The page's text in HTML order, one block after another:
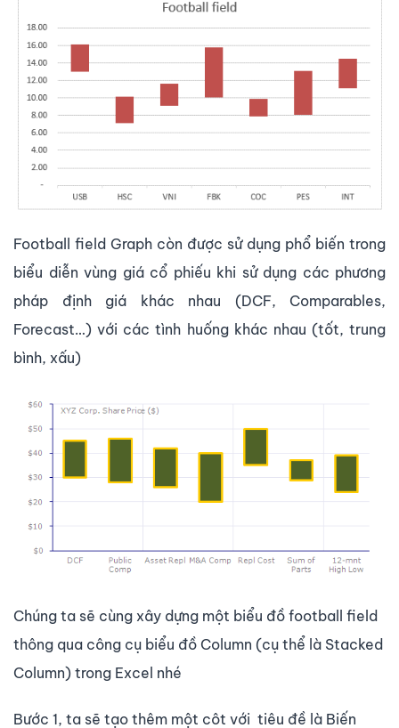
Football field Graph còn được sử dụng phổ biến trong
biểu diễn vùng giá cổ phiếu khi sử dụng các phương
pháp định giá khác nhau (DCF, Comparables,
Forecast…) với các tình huống khác nhau (tốt, trung
bình, xấu)
Chúng ta sẽ cùng xây dựng một biểu đồ football field
thông qua công cụ biểu đồ Column (cụ thể là Stacked
Column) trong Excel nhé
Bước 1, ta sẽ tạo thêm một côt với tiêu đề là Biến